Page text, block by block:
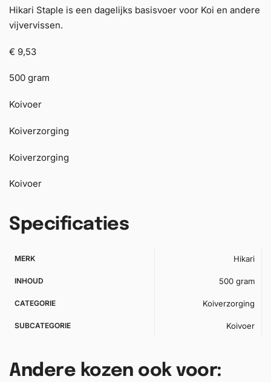
Hikari Staple is een dagelijks basisvoer voor Koi en andere
vijvervissen.
€ 9,53
500 gram
Koivoer
Koiverzorging
Koiverzorging
Koivoer
Specificaties
MERK Hikari
INHOUD 500 gram
CATEGORIE Koiverzorging
SUBCATEGORIE Koivoer
Andere kozen ook voor: